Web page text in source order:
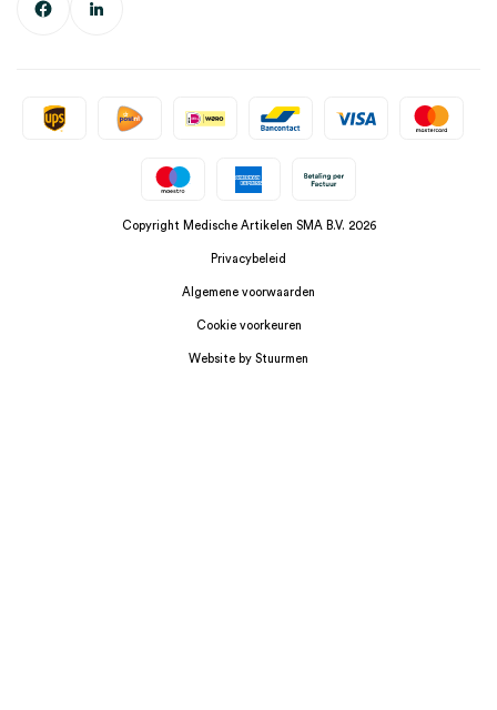
Copyright Medische Artikelen SMA B.V. 2026
Privacybeleid
Algemene voorwaarden
Cookie voorkeuren
Website by Stuurmen